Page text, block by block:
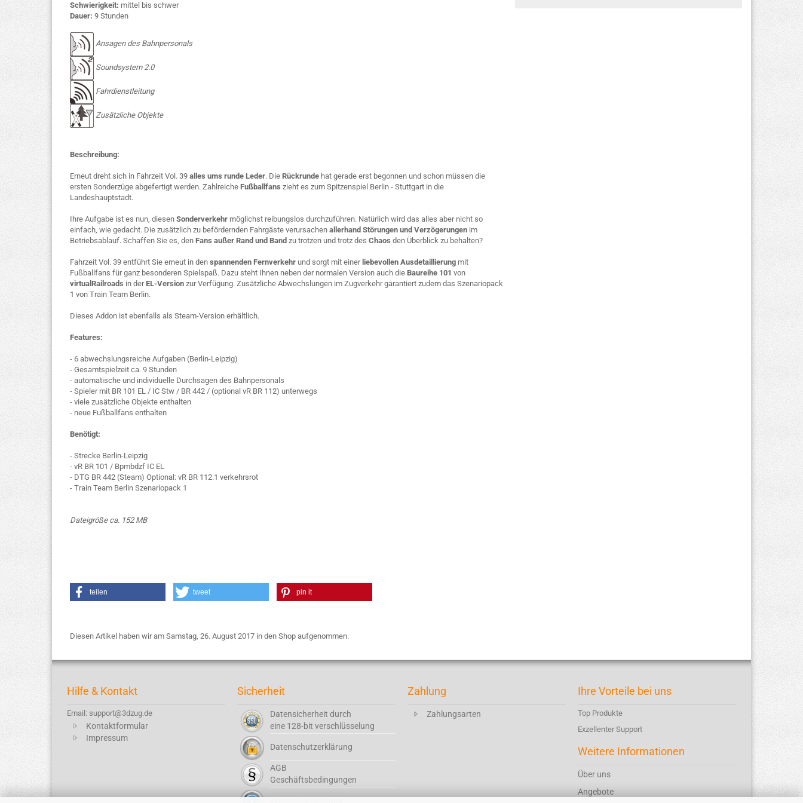
Schwierigkeit: mittel bis schwer
Dauer: 9 Stunden
Ansagen des Bahnpersonals
Soundsystem 2.0
Fahrdienstleitung
Zusätzliche Objekte
Beschreibung:
Erneut dreht sich in Fahrzeit Vol. 39 alles ums runde Leder. Die Rückrunde hat gerade erst begonnen und schon müssen die
ersten Sonderzüge abgefertigt werden. Zahlreiche Fußballfans zieht es zum Spitzenspiel Berlin - Stuttgart in die
Landeshauptstadt.
Ihre Aufgabe ist es nun, diesen Sonderverkehr möglichst reibungslos durchzuführen. Natürlich wird das alles aber nicht so
einfach, wie gedacht. Die zusätzlich zu befördernden Fahrgäste verursachen allerhand Störungen und Verzögerungen im
Betriebsablauf. Schaffen Sie es, den Fans außer Rand und Band zu trotzen und trotz des Chaos den Überblick zu behalten?
Fahrzeit Vol. 39 entführt Sie erneut in den spannenden Fernverkehr und sorgt mit einer liebevollen Ausdetaillierung mit
Fußballfans für ganz besonderen Spielspaß. Dazu steht Ihnen neben der normalen Version auch die Baureihe 101 von
virtualRailroads in derEL-Version zur Verfügung. Zusätzliche Abwechslungen im Zugverkehr garantiert zudem das Szenariopack
1 von Train Team Berlin.
Dieses Addon ist ebenfalls als Steam-Version erhältlich.
Features:
- 6 abwechslungsreiche Aufgaben (Berlin-Leipzig)
- Gesamtspielzeit ca. 9 Stunden
- automatische und individuelle Durchsagen des Bahnpersonals
- Spieler mit BR 101 EL / IC Stw / BR 442 / (optional vR BR 112) unterwegs
- viele zusätzliche Objekte enthalten
- neue Fußballfans enthalten
Benötigt:
- Strecke Berlin-Leipzig
- vR BR 101 / Bpmbdzf IC EL
- DTG BR 442 (Steam) Optional: vR BR 112.1 verkehrsrot
- Train Team Berlin Szenariopack 1
Dateigröße ca. 152 MB
teilen tweet pin it
Diesen Artikel haben wir am Samstag, 26. August 2017 in den Shop aufgenommen.
Hilfe & Kontakt
Email: support@3dzug.de
Kontaktformular
Impressum
Sicherheit
Datensicherheit durch
eine 128-bit verschlüsselung
Datenschutzerklärung
AGB
Geschäftsbedingungen
Zahlung
Zahlungsarten
Ihre Vorteile bei uns
Top Produkte
Exzellenter Support
Weitere Informationen
Über uns
Angebote